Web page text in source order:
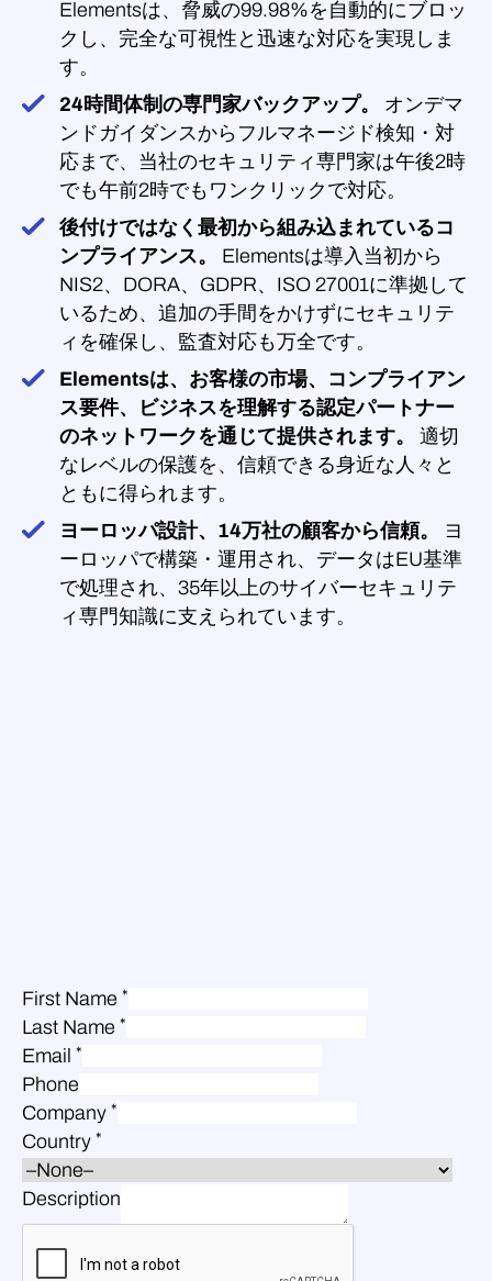
Elementsは、脅威の99.98%を自動的にブロッ
クし、完全な可視性と迅速な対応を実現しま
す。
24時間体制の専門家バックアップ。
オンデマ
ンドガイダンスからフルマネージド検知・対
応まで、当社のセキュリティ専門家は午後2時
でも午前2時でもワンクリックで対応。
後付けではなく最初から組み込まれているコ
ンプライアンス。
Elementsは導入当初から
NIS2、DORA、GDPR、ISO 27001に準拠して
いるため、追加の手間をかけずにセキュリテ
ィを確保し、監査対応も万全です。
Elementsは、お客様の市場、コンプライアン
ス要件、ビジネスを理解する認定パートナー
のネットワークを通じて提供されます。
適切
なレベルの保護を、信頼できる身近な人々と
ともに得られます。
ヨーロッパ設計、14万社の顧客から信頼。
ヨ
ーロッパで構築・運用され、データはEU基準
で処理され、35年以上のサイバーセキュリテ
ィ専門知識に支えられています。
First Name *
Last Name *
Email *
Phone
Company *
Country *
Description